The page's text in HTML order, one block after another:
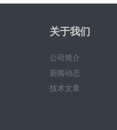
关于我们
公司简介
新闻动态
技术文章